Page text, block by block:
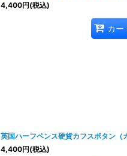
4,400円(税込)
カー
英国ハーフペンス硬貨カフスボタン（
4,400円(税込)